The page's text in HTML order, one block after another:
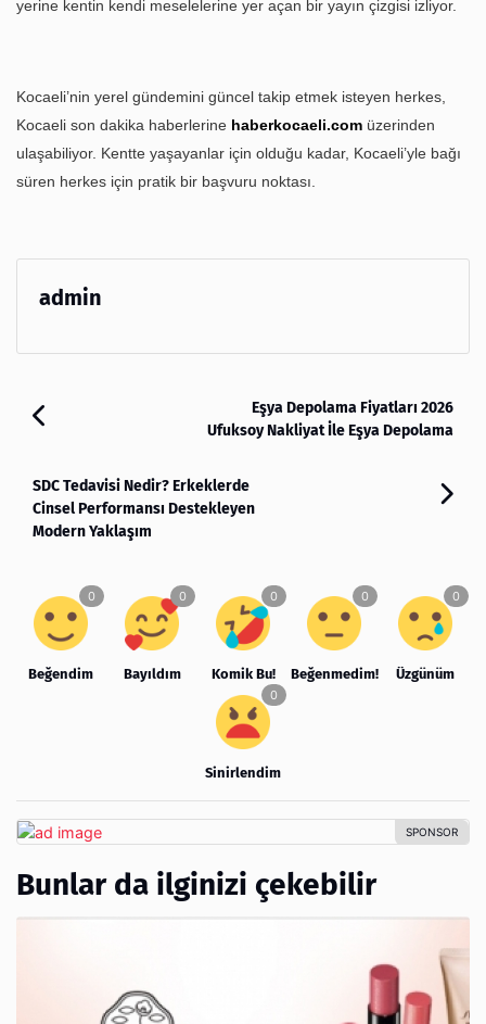
yerine kentin kendi meselelerine yer açan bir yayın çizgisi izliyor.
Kocaeli’nin yerel gündemini güncel takip etmek isteyen herkes,
Kocaeli son dakika haberlerine haberkocaeli.com üzerinden
ulaşabiliyor. Kentte yaşayanlar için olduğu kadar, Kocaeli’yle bağı
süren herkes için pratik bir başvuru noktası.
admin
Eşya Depolama Fiyatları 2026
Ufuksoy Nakliyat İle Eşya Depolama
SDC Tedavisi Nedir? Erkeklerde
Cinsel Performansı Destekleyen
Modern Yaklaşım
Beğendim Bayıldım Komik Bu! Beğenmedim! Üzgünüm
Sinirlendim
Bunlar da ilginizi çekebilir